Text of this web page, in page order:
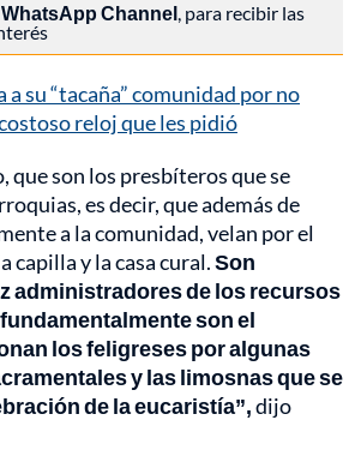
WhatsApp Channel, para recibir las
a su “tacaña” comunidad por no
reloj que les pidió
que son los presbíteros que se
es decir, que además de
a la comunidad, velan por el
capilla y la casa cural.Son
administradores de los recursos
son el
los feligreses por algunas
y las limosnas que se
de la eucaristía”,dijo